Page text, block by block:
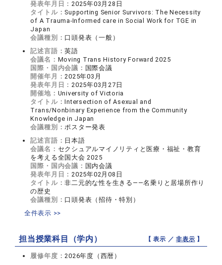
発表年月日：2025年03月28日
タイトル： Supporting Senior Survivors: The Necessity
of A Trauma-Informed care in Social Work for TGE in
Japan
会議種別： 口頭発表（一般）
記述言語：英語
会議名： Moving Trans History Forward 2025
国際・国内会議： 国際会議
開催年月：2025年03月
発表年月日：2025年03月27日
開催地： University of Victoria
タイトル：Intersection of Asexual and
Trans/Nonbinary Experience from the Community
Knowledge in Japan
会議種別：ポスター発表
記述言語： 日本語
会議名： セクシュアルマイノリティと医療・福祉・教育
を考える全国大会 2025
国際・国内会議： 国内会議
発表年月日：2025年02月08日
タイトル：非二元的な性を生きる――名乗りと居場所作り
の歴史
会議種別： 口頭発表（招待・特別）
全件表示 >>
担当授業科目（学内） 【 表示 ／非表示 】
履修年度：2026年度（西暦）